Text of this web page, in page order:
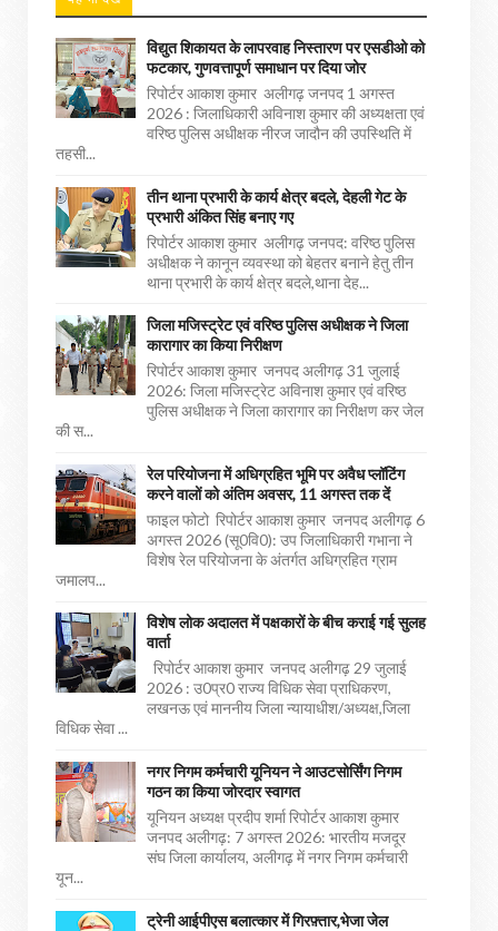
विद्युत शिकायत के लापरवाह निस्तारण पर एसडीओ को
फटकार, गुणवत्तापूर्ण समाधान पर दिया जोर
रिपोर्टर आकाश कुमार अलीगढ़ जनपद 1 अगस्त
2026 : जिलाधिकारी अविनाश कुमार की अध्यक्षता एवं
वरिष्ठ पुलिस अधीक्षक नीरज जादौन की उपस्थिति में
तहसी...
तीन थाना प्रभारी के कार्य क्षेत्र बदले, देहली गेट के
प्रभारी अंकित सिंह बनाए गए
रिपोर्टर आकाश कुमार अलीगढ़ जनपद: वरिष्ठ पुलिस
अधीक्षक ने कानून व्यवस्था को बेहतर बनाने हेतु तीन
थाना प्रभारी के कार्य क्षेत्र बदले,थाना देह...
जिला मजिस्ट्रेट एवं वरिष्ठ पुलिस अधीक्षक ने जिला
कारागार का किया निरीक्षण
रिपोर्टर आकाश कुमार जनपद अलीगढ़ 31 जुलाई
2026: जिला मजिस्ट्रेट अविनाश कुमार एवं वरिष्ठ
पुलिस अधीक्षक ने जिला कारागार का निरीक्षण कर जेल
की स...
रेल परियोजना में अधिग्रहित भूमि पर अवैध प्लॉटिंग
करने वालों को अंतिम अवसर, 11 अगस्त तक दें
फाइल फोटो रिपोर्टर आकाश कुमार जनपद अलीगढ़ 6
अगस्त 2026 (सू0वि0): उप जिलाधिकारी गभाना ने
विशेष रेल परियोजना के अंतर्गत अधिग्रहित ग्राम
जमालप...
विशेष लोक अदालत में पक्षकारों के बीच कराई गई सुलह
वार्ता
रिपोर्टर आकाश कुमार जनपद अलीगढ़ 29 जुलाई
2026 : उ0प्र0 राज्य विधिक सेवा प्राधिकरण,
लखनऊ एवं माननीय जिला न्यायाधीश/अध्यक्ष,जिला
विधिक सेवा ...
नगर निगम कर्मचारी यूनियन ने आउटसोर्सिंग निगम
गठन का किया जोरदार स्वागत
यूनियन अध्यक्ष प्रदीप शर्मा रिपोर्टर आकाश कुमार
जनपद अलीगढ़: 7 अगस्त 2026: भारतीय मजदूर
संघ जिला कार्यालय, अलीगढ़ में नगर निगम कर्मचारी
यून...
ट्रेनी आईपीएस बलात्कार में गिरफ़्तार,भेजा जेल